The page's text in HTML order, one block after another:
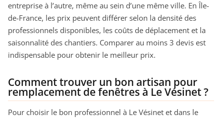
entreprise à l’autre, même au sein d’une même ville. En Île-
de-France, les prix peuvent différer selon la densité des
professionnels disponibles, les coûts de déplacement et la
saisonnalité des chantiers. Comparer au moins 3 devis est
indispensable pour obtenir le meilleur prix.
Comment trouver un bon artisan pour
remplacement de fenêtres à Le Vésinet ?
Pour choisir le bon professionnel à Le Vésinet et dans le